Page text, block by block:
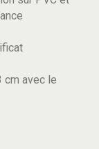
cm avec le